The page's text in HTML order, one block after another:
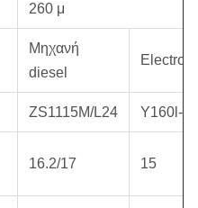
260 μ
Μηχανή
diesel
ZS1115M/L24 Y160l-
16.2/17 15